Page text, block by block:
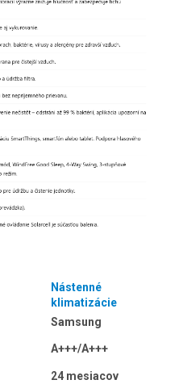
Nástenné
klimatizácie
Samsung
A+++/A+++
24 mesiacov